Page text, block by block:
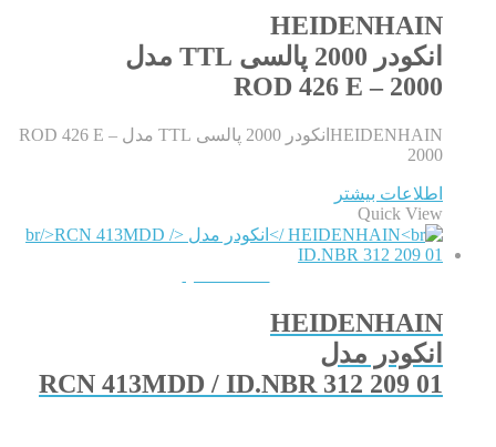
HEIDENHAIN
انکودر 2000 پالسی TTL مدل
ROD 426 E – 2000
HEIDENHAINانکودر 2000 پالسی TTL مدل ROD 426 E –
2000
اطلاعات بیشتر
Quick View
HEIDENHAIN
انکودر مدل
RCN 413MDD / ID.NBR 312 209 01